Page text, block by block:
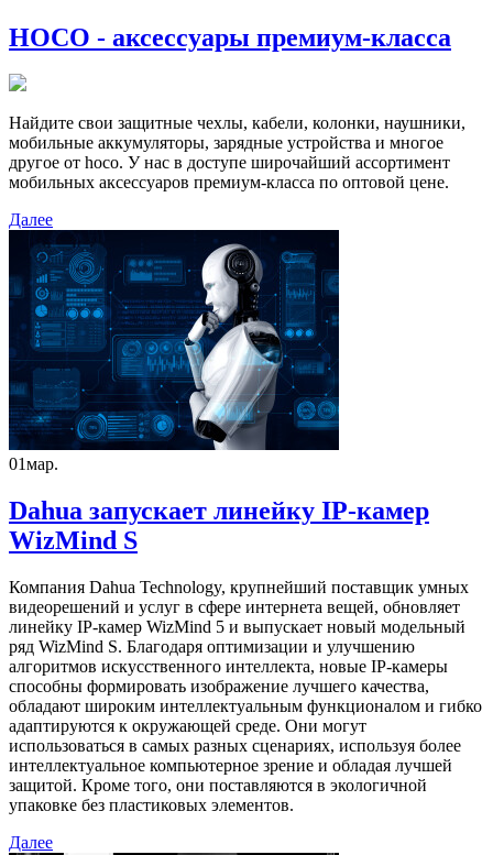
HOCO - аксессуары премиум-класса
Найдите свои защитные чехлы, кабели, колонки, наушники,
мобильные аккумуляторы, зарядные устройства и многое
другое от hoco. У нас в доступе широчайший ассортимент
мобильных аксессуаров премиум-класса по оптовой цене.
Далее
01мар.
Dahua запускает линейку IP-камер
WizMind S
Компания Dahua Technology, крупнейший поставщик умных
видеорешений и услуг в сфере интернета вещей, обновляет
линейку IP-камер WizMind 5 и выпускает новый модельный
ряд WizMind S. Благодаря оптимизации и улучшению
алгоритмов искусственного интеллекта, новые IP-камеры
способны формировать изображение лучшего качества,
обладают широким интеллектуальным функционалом и гибко
адаптируются к окружающей среде. Они могут
использоваться в самых разных сценариях, используя более
интеллектуальное компьютерное зрение и обладая лучшей
защитой. Кроме того, они поставляются в экологичной
упаковке без пластиковых элементов.
Далее